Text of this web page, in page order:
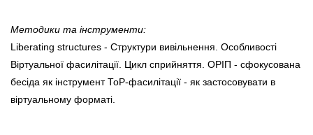
Методики та інструменти:
Liberating structures - Структури вивільнення. Особливості
Віртуальної фасилітації. Цикл сприйняття. ОРІП - сфокусована
бесіда як інструмент ТоР-фасилітації - як застосовувати в
віртуальному форматі.